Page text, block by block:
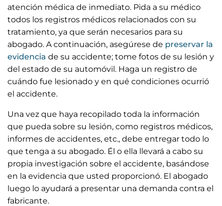
atención médica de inmediato. Pida a su médico
todos los registros médicos relacionados con su
tratamiento, ya que serán necesarios para su
abogado. A continuación, asegúrese de preservar la
evidencia de su accidente; tome fotos de su lesión y
del estado de su automóvil. Haga un registro de
cuándo fue lesionado y en qué condiciones ocurrió
el accidente.
Una vez que haya recopilado toda la información
que pueda sobre su lesión, como registros médicos,
informes de accidentes, etc., debe entregar todo lo
que tenga a su abogado. Él o ella llevará a cabo su
propia investigación sobre el accidente, basándose
en la evidencia que usted proporcionó. El abogado
luego lo ayudará a presentar una demanda contra el
fabricante.